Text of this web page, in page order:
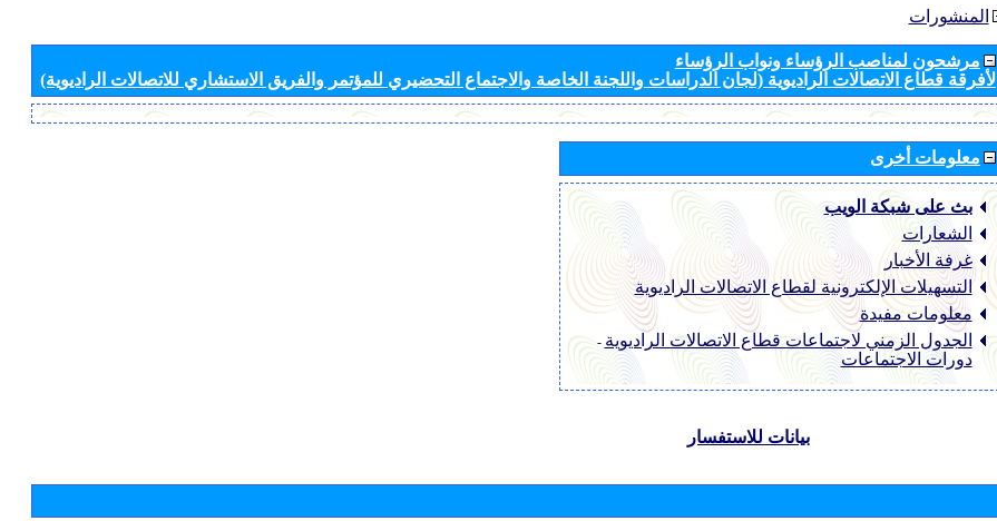
المنشورات
مرشحون لمناصب الرؤساء ونواب الرؤساء
لأفرقة قطاع الاتصالات الراديوية (لجان الدراسات واللجنة الخاصة والاجتماع التحضيري للمؤتمر والفريق الاستشاري للاتصالات الراديوية)
معلومات أخرى
بث على شبكة الويب
الشعارات
غرفة الأخبار
التسهيلات الإلكترونية لقطاع الاتصالات الراديوية
معلومات مفيدة
الجدول الزمني لاجتماعات قطاع الاتصالات الراديوية -
دورات الاجتماعات
بيانات للاستفسار